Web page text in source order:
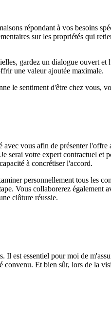
répondant à vos besoins
sur les propriétés qui
gardez un dialogue ouvert
une valeur ajoutée maximale.
le sentiment d'être chez vous,
avec vous afin de présenter
serai votre expert contractuel
à concrétiser l'accord.
personnellement tous les
Vous collaborerez
clôture réussie.
est essentiel pour moi de
convenu. Et bien sûr, lors de la